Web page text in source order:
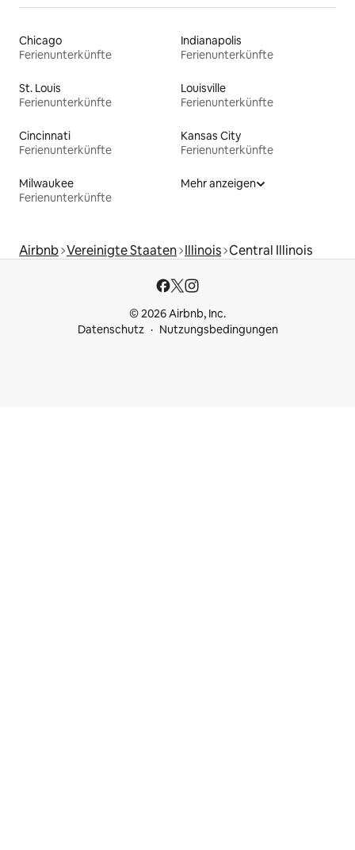
Chicago
Ferienunterkünfte
Indianapolis
Ferienunterkünfte
St. Louis
Ferienunterkünfte
Louisville
Ferienunterkünfte
Cincinnati
Ferienunterkünfte
Kansas City
Ferienunterkünfte
Milwaukee
Ferienunterkünfte
Mehr anzeigen
Airbnb Vereinigte Staaten Illinois Central Illinois
© 2026 Airbnb, Inc.
Datenschutz
Nutzungsbedingungen